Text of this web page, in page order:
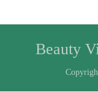
Beauty